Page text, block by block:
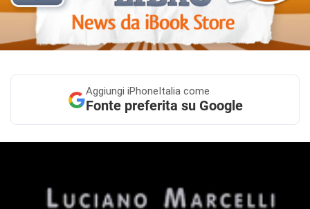
Aggiungi iPhoneItalia come
Fonte preferita su Google